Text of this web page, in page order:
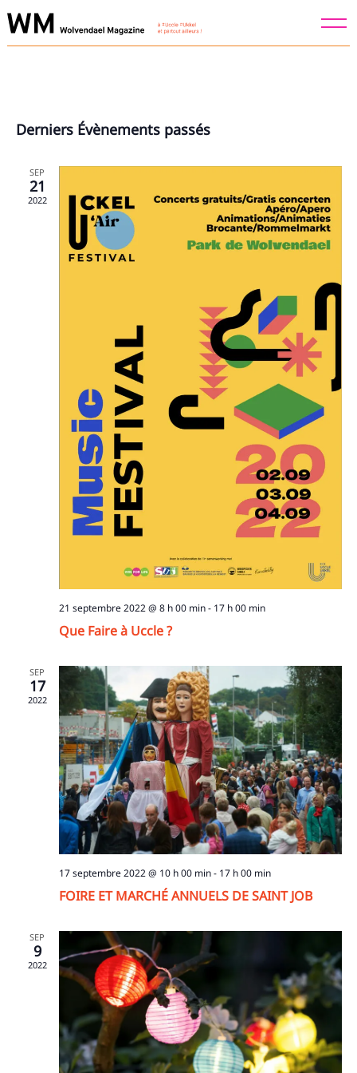
Skip
to
Derniers Évènements passés
SEP
21
2022
21 septembre 2022 @ 8 h 00 min- 17 h 00 min
Que Faire à Uccle ?
SEP
17
2022
17 septembre 2022 @ 10 h 00 min- 17 h 00 min
FOIRE ET MARCHÉ ANNUELS DE SAINT JOB
SEP
9
2022